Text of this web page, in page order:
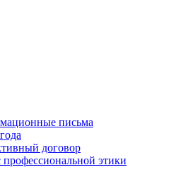
письма
договор
профессиональной этики